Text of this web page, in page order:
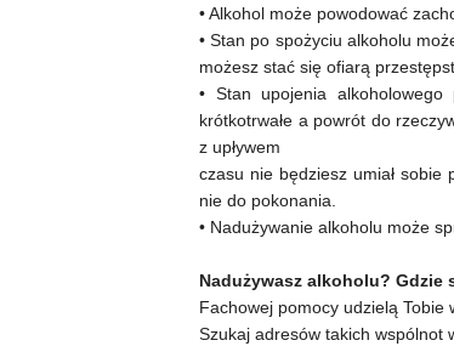
• Alkohol może powodować
• Stan po spożyciu alkoholu
możesz stać się ofiarą
• Stan upojenia
krótkotrwałe a powrót do
z upływem
czasu nie będziesz umiał
nie do pokonania.
• Nadużywanie alkoholu może
Nadużywasz alkoholu? Gdzie
Fachowej pomocy udzielą Tobie
Szukaj adresów takich wspólnot